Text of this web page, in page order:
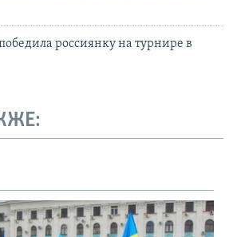
россиянку на турнире в